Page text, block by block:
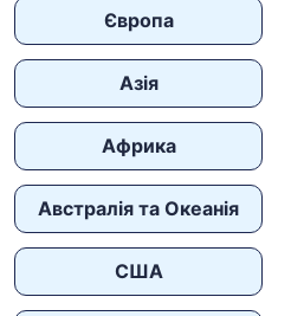
Європа
Азія
Африка
Австралія та Океанія
США